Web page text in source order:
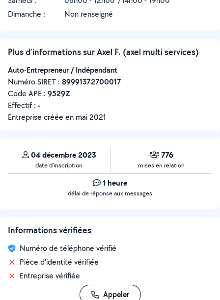
Dimanche :
Non renseigné
Plus d’informations sur Axel F. (axel multi services)
Auto-Entrepreneur / Indépendant
Numéro SIRET : ‍89991372700017
Code APE : 9529Z
Effectif : -
Entreprise créée en mai 2021
04 décembre 2023
date d’inscription
776
mises en relation
1 heure
délai de réponse aux messages
Informations vérifiées
Numéro de téléphone vérifié
Pièce d'identité vérifiée
Entreprise vérifiée
Appeler